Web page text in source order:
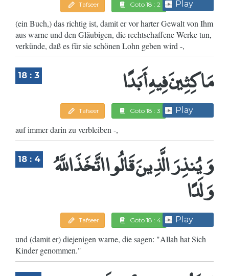
Tafseer Goto 18 : 2 Play
(ein Buch,) das richtig ist, damit er vor harter Gewalt von Ihm
aus warne und den Gläubigen, die rechtschaffene Werke tun,
verkünde, daß es für sie schönen Lohn geben wird -,
18 : 3 مَاكِثِينَ فِيهِ أَبَدًا
Tafseer Goto 18 : 3 Play
auf immer darin zu verbleiben -,
18 : 4 وَيُنذِرَ الَّذِينَ قَالُوا اتَّخَذَ اللَّهُ
وَلَدًا
Tafseer Goto 18 : 4 Play
und (damit er) diejenigen warne, die sagen: "Allah hat Sich
Kinder genommen."